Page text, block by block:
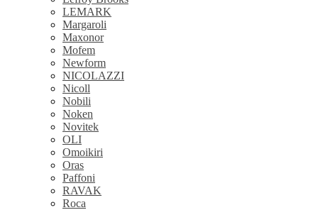
LEMARK
Margaroli
Maxonor
Mofem
Newform
NICOLAZZI
Nicoll
Nobili
Noken
Novitek
OLI
Omoikiri
Oras
Paffoni
RAVAK
Roca